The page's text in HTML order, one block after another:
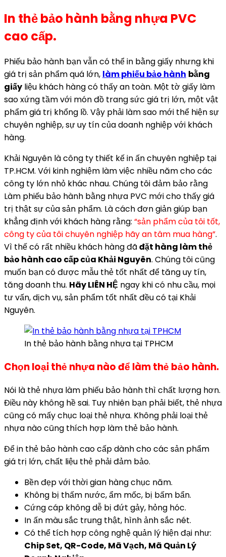
In thẻ bảo hành bằng nhựa PVC
cao cấp.
Phiếu bảo hành bạn vẫn có thể in bằng giấy nhưng khi
giá trị sản phẩm quá lớn, làm phiếu bảo hành bằng
giấy liệu khách hàng có thấy an toàn. Một tờ giấy làm
sao xứng tầm với món đồ trang sức giá trị lớn, một vật
phẩm giá trị khổng lồ. Vậy phải làm sao mới thể hiện sự
chuyên nghiệp, sự uy tín của doanh nghiệp với khách
hàng.
Khải Nguyên là công ty thiết kế in ấn chuyên nghiệp tại
TP.HCM. Với kinh nghiệm làm việc nhiều năm cho các
công ty lớn nhỏ khác nhau. Chúng tôi đảm bảo rằng
Làm phiếu bảo hành bằng nhựa PVC mới cho thấy giá
trị thật sự của sản phẩm. Là cách đơn giản giúp bạn
khẳng định với khách hàng rằng: “sản phẩm của tôi tốt,
công ty của tôi chuyên nghiệp hãy an tâm mua hàng”.
Vì thế có rất nhiều khách hàng đãđặt hàng làm thẻ
bảo hành cao cấp của Khải Nguyên. Chúng tôi cũng
muốn bạn có được mẫu thẻ tốt nhất để tăng uy tín,
tăng doanh thu. Hãy LIÊN HỆ ngay khi có nhu cầu, mọi
tư vấn, dịch vụ, sản phẩm tốt nhất đều có tại Khải
Nguyên.
In thẻ bảo hành bằng nhựa tại TPHCM
Chọn loại thẻ nhựa nào để làm thẻ bảo hành.
Nói là thẻ nhựa làm phiếu bảo hành thì chất lượng hơn.
Điều này không hề sai. Tuy nhiên bạn phải biết, thẻ nhựa
cũng có mấy chục loại thẻ nhựa. Không phải loại thẻ
nhựa nào cũng thích hợp làm thẻ bảo hành.
Để in thẻ bảo hành cao cấp dành cho các sản phẩm
giá trị lớn, chất liệu thẻ phải đảm bảo.
Bền đẹp với thời gian hàng chục năm.
Không bị thấm nước, ẩm mốc, bị bấm bẩn.
Cứng cáp không dễ bị đứt gảy, hỏng hóc.
In ấn màu sắc trung thật, hình ảnh sắc nét.
Có thể tích hợp công nghệ quản lý hiện đại như:
Chip Set, QR-Code, Mã Vạch, Mã Quản Lý